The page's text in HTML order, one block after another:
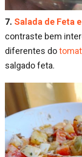
7. Salada de Feta
contraste bem
diferentes do
salgado feta.